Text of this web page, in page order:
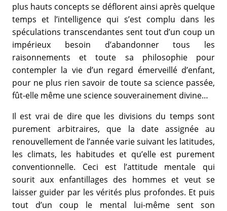
plus hauts concepts se déflorent ainsi après quelque
temps et l’intelligence qui s’est complu dans les
spéculations transcendantes sent tout d’un coup un
impérieux besoin d’abandonner tous les
raisonnements et toute sa philosophie pour
contempler la vie d’un regard émerveillé d’enfant,
pour ne plus rien savoir de toute sa science passée,
fût-elle même une science souverainement divine…
Il est vrai de dire que les divisions du temps sont
purement arbitraires, que la date assignée au
renouvellement de l’année varie suivant les latitudes,
les climats, les habitudes et qu’elle est purement
conventionnelle. Ceci est l’attitude mentale qui
sourit aux enfantillages des hommes et veut se
laisser guider par les vérités plus profondes. Et puis
tout d’un coup le mental lui-même sent son